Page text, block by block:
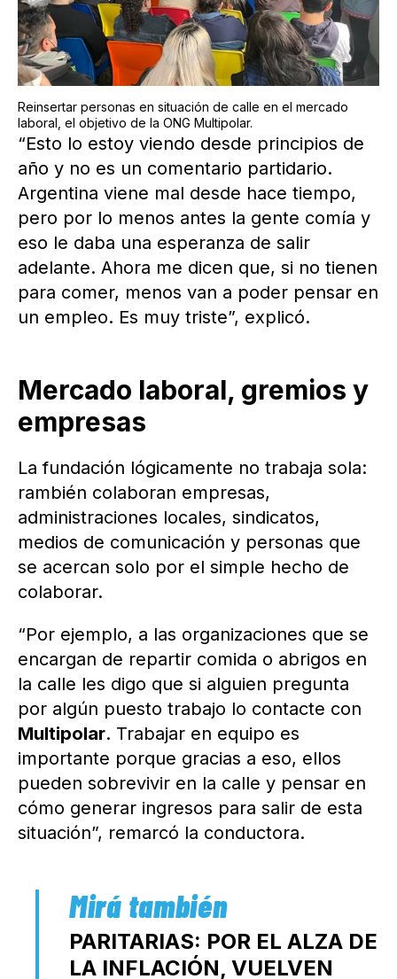
Reinsertar personas en situación de calle en el mercado
laboral, el objetivo de la ONG Multipolar.
“Esto lo estoy viendo desde principios de
año y no es un comentario partidario.
Argentina viene mal desde hace tiempo,
pero por lo menos antes la gente comía y
eso le daba una esperanza de salir
adelante. Ahora me dicen que, si no tienen
para comer, menos van a poder pensar en
un empleo. Es muy triste”, explicó.
Mercado laboral, gremios y
empresas
La fundación lógicamente no trabaja sola:
rambién colaboran empresas,
administraciones locales, sindicatos,
medios de comunicación y personas que
se acercan solo por el simple hecho de
colaborar.
“Por ejemplo, a las organizaciones que se
encargan de repartir comida o abrigos en
la calle les digo que si alguien pregunta
por algún puesto trabajo lo contacte con
Multipolar. Trabajar en equipo es
importante porque gracias a eso, ellos
pueden sobrevivir en la calle y pensar en
cómo generar ingresos para salir de esta
situación”, remarcó la conductora.
PARITARIAS: POR EL ALZA DE
LA INFLACIÓN, VUELVEN